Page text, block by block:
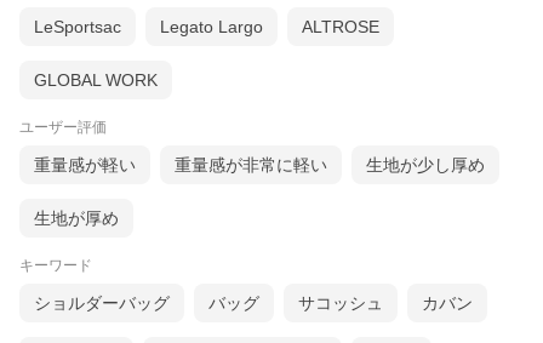
LeSportsac Legato Largo ALTROSE
GLOBAL WORK
ユーザー評価
重量感が軽い 重量感が非常に軽い 生地が少し厚め
生地が厚め
キーワード
ショルダーバッグ バッグ サコッシュ カバン